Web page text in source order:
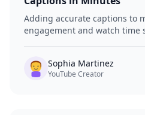
Adding accurate captions to
engagement and watch time
Sophia Martinez
YouTube Creator